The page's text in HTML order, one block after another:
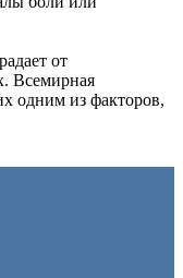
от
Всемирная
одним из факторов,